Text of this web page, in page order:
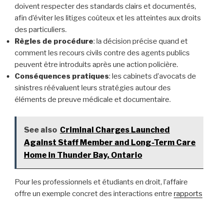
doivent respecter des standards clairs et documentés,
afin d’éviter les litiges coûteux et les atteintes aux droits
des particuliers.
Règles de procédure: la décision précise quand et
comment les recours civils contre des agents publics
peuvent être introduits après une action policière.
Conséquences pratiques: les cabinets d’avocats de
sinistres réévaluent leurs stratégies autour des
éléments de preuve médicale et documentaire.
See also Criminal Charges Launched
Against Staff Member and Long-Term Care
Home in Thunder Bay, Ontario
Pour les professionnels et étudiants en droit, l’affaire
offre un exemple concret des interactions entre rapports